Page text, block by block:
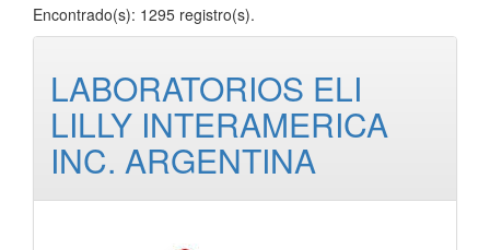
Encontrado(s): 1295 registro(s).
LABORATORIOS ELI
LILLY INTERAMERICA
INC. ARGENTINA